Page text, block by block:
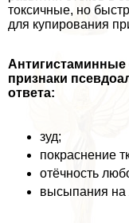
токсичные, но
для купирования
признаки
ответа:
зуд;
покраснение
отёчность
высыпания на